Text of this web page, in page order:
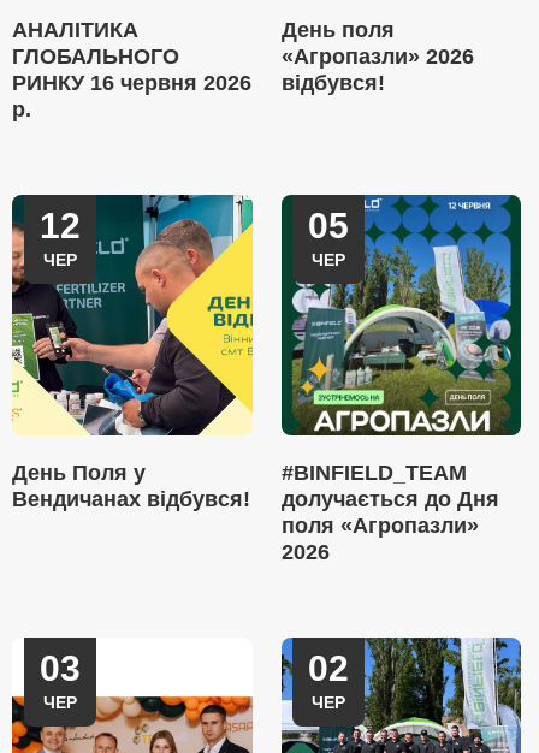
АНАЛІТИКА
ГЛОБАЛЬНОГО
РИНКУ 16 червня 2026
р.
День поля
«Агропазли» 2026
відбувся!
12
ЧЕР
День Поля у
Вендичанах відбувся!
05
ЧЕР
#BINFIELD_TEAM
долучається до Дня
поля «Агропазли»
2026
03
ЧЕР
02
ЧЕР